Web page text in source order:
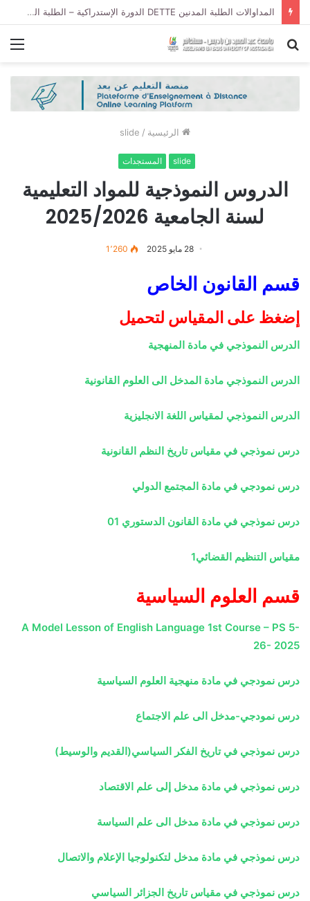
المداوالات الطلبة المدنين DETTE الدورة الإستدراكية – الطلبة السنة الأولى حقوق جذع مشترك السداسي الأول و الطلبة السنة الثانية حقوق جذع مشترك السداسي الثالث
بحث
الرئيسية /
slide
slide المستجدات
الدروس النموذجية للمواد التعليمية
لسنة الجامعية 2025/2026
28 مايو 2025 1٬260
قسم القانون الخاص
إضغظ على المقياس لتحميل
الدرس النموذجي في مادة المنهجية
الدرس النموذجي مادة المدخل الى العلوم القانونية
الدرس النموذجي لمقياس اللغة الانجليزية
درس نموذجي في مقياس تاريخ النظم القانونية
درس نمودجي في مادة المجتمع الدولي
درس نموذجي في مادة القانون الدستوري 01
مقياس التنظيم القضائي1
قسم العلوم السياسية
A Model Lesson of English Language 1st Course – PS 5-
26- 2025
درس نمودجي في مادة منهجية العلوم السياسية
درس نمودجي-مدخل الى علم الاجتماع
درس نموذجي في تاريخ الفكر السياسي(القديم والوسيط)
درس نموذجي في مادة مدخل إلى علم الاقتصاد
درس نموذجي في مادة مدخل الى علم السياسة
درس نموذجي في مادة مدخل لتكنولوجيا الإعلام والاتصال
درس نموذجي في مقياس تاريخ الجزائر السياسي